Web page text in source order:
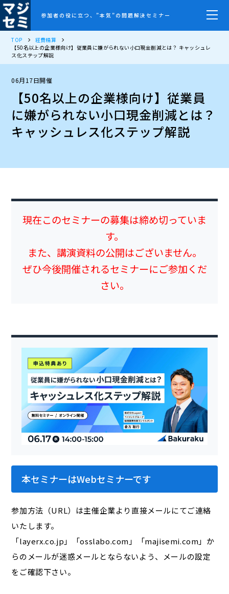
参加者の役に立つ、”本気”の問題解決セミナー
TOP
経費精算
【50名以上の企業様向け】従業員に嫌がられない小口現金削減とは？ キャッシュレ
ス化ステップ解説
06月17日開催
【50名以上の企業様向け】従業員
に嫌がられない小口現金削減とは？
キャッシュレス化ステップ解説
現在このセミナーの募集は締め切っていま
す。
また、講演資料の公開はございません。
ぜひ今後開催されるセミナーにご参加くだ
さい。
本セミナーはWebセミナーです
参加方法（URL）は主催企業より直接メールにてご連絡
いたします。
「layerx.co.jp」「osslabo.com」「majisemi.com」か
らのメールが迷惑メールとならないよう、メールの設定
をご確認下さい。